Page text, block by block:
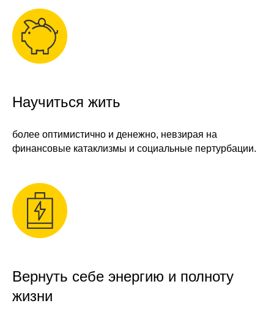
Научиться жить
более оптимистично и денежно, невзирая на
финансовые катаклизмы и социальные пертурбации.
Вернуть себе энергию и полноту
жизни